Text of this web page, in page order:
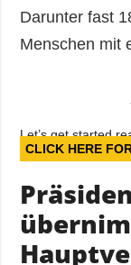
Darunter fast
Menschen mit
Let’s get started
CLICK HERE